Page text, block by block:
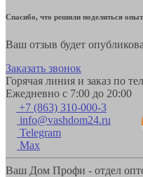
Спасибо, что решили поделиться
Ваш отзыв будет
Заказать звонок
Горячая линия и заказ по
Ежедневно с 7:00 до 20:00
+7 (863) 310-000-3
info@vashdom24.ru
Telegram
Max
Ваш Дом Профи - отдел